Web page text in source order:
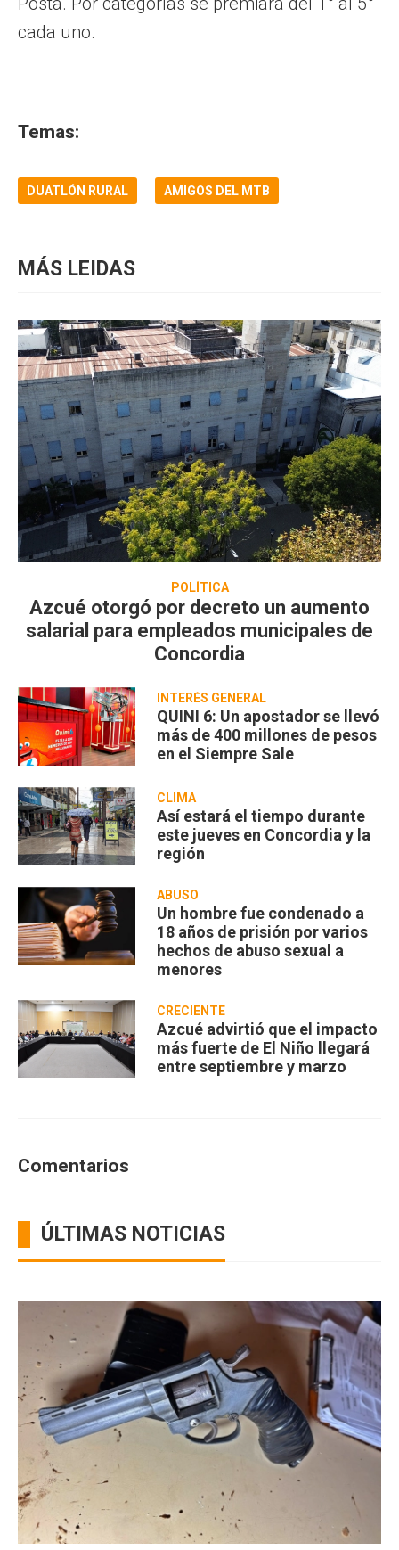
cada uno.
Temas:
DUATLÓN RURAL AMIGOS DEL MTB
MÁS LEIDAS
POLÍTICA
Azcué otorgó por decreto un aumento
salarial para empleados municipales de
Concordia
INTERÉS GENERAL
QUINI 6: Un apostador se llevó
más de 400 millones de pesos
en el Siempre Sale
CLIMA
Así estará el tiempo durante
este jueves en Concordia y la
región
ABUSO
Un hombre fue condenado a
18 años de prisión por varios
hechos de abuso sexual a
menores
CRECIENTE
Azcué advirtió que el impacto
más fuerte de El Niño llegará
entre septiembre y marzo
Comentarios
ÚLTIMAS NOTICIAS